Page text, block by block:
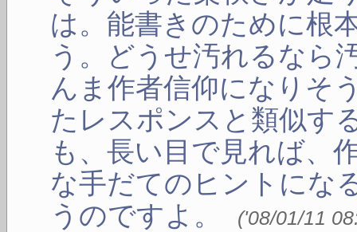
は。能書きのために根
う。どうせ汚れるなら
んま作者信仰になりそ
たレスポンスと類似す
も、長い目で見れば、
な手だてのヒントにな
うのですよ。
('08/01/11